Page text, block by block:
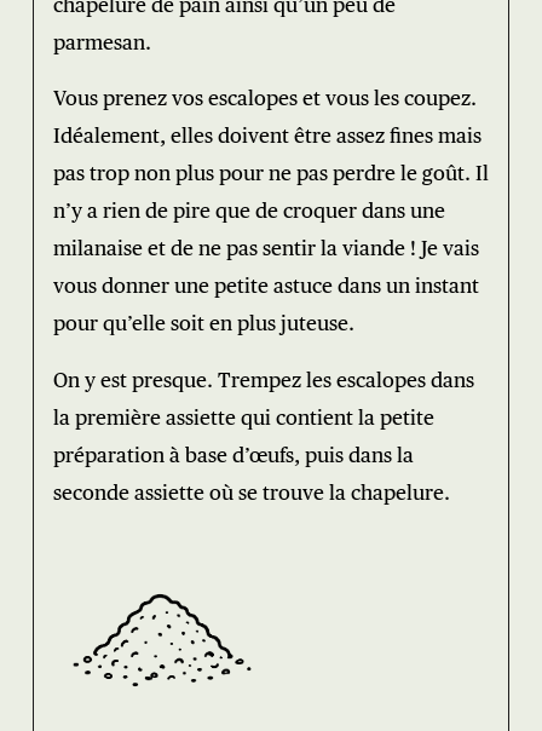
parmesan.
Vous prenez vos escalopes et vous les coupez.
Idéalement, elles doivent être assez fines mais
pas trop non plus pour ne pas perdre le goût. Il
n’y a rien de pire que de croquer dans une
milanaise et de ne pas sentir la viande ! Je vais
vous donner une petite astuce dans un instant
pour qu’elle soit en plus juteuse.
On y est presque. Trempez les escalopes dans
la première assiette qui contient la petite
préparation à base d’œufs, puis dans la
seconde assiette où se trouve la chapelure.